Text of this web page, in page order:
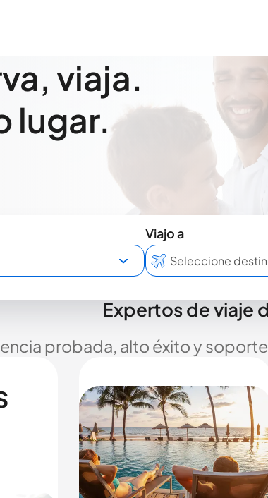
viaja.
lugar.
Viajo a
Expertos de viaje
probada, alto éxito y